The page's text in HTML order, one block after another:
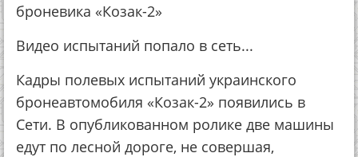
броневика «Козак-2»
Видео испытаний попало в сеть...
Кадры полевых испытаний украинского
бронеавтомобиля «Козак-2» появились в
Сети. В опубликованном ролике две машины
едут по лесной дороге, не совершая,